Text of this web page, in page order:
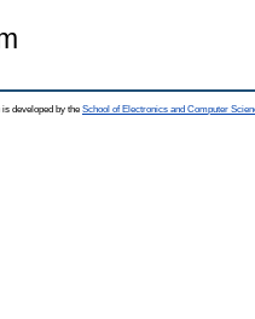
developed by the School of Electronics and Computer